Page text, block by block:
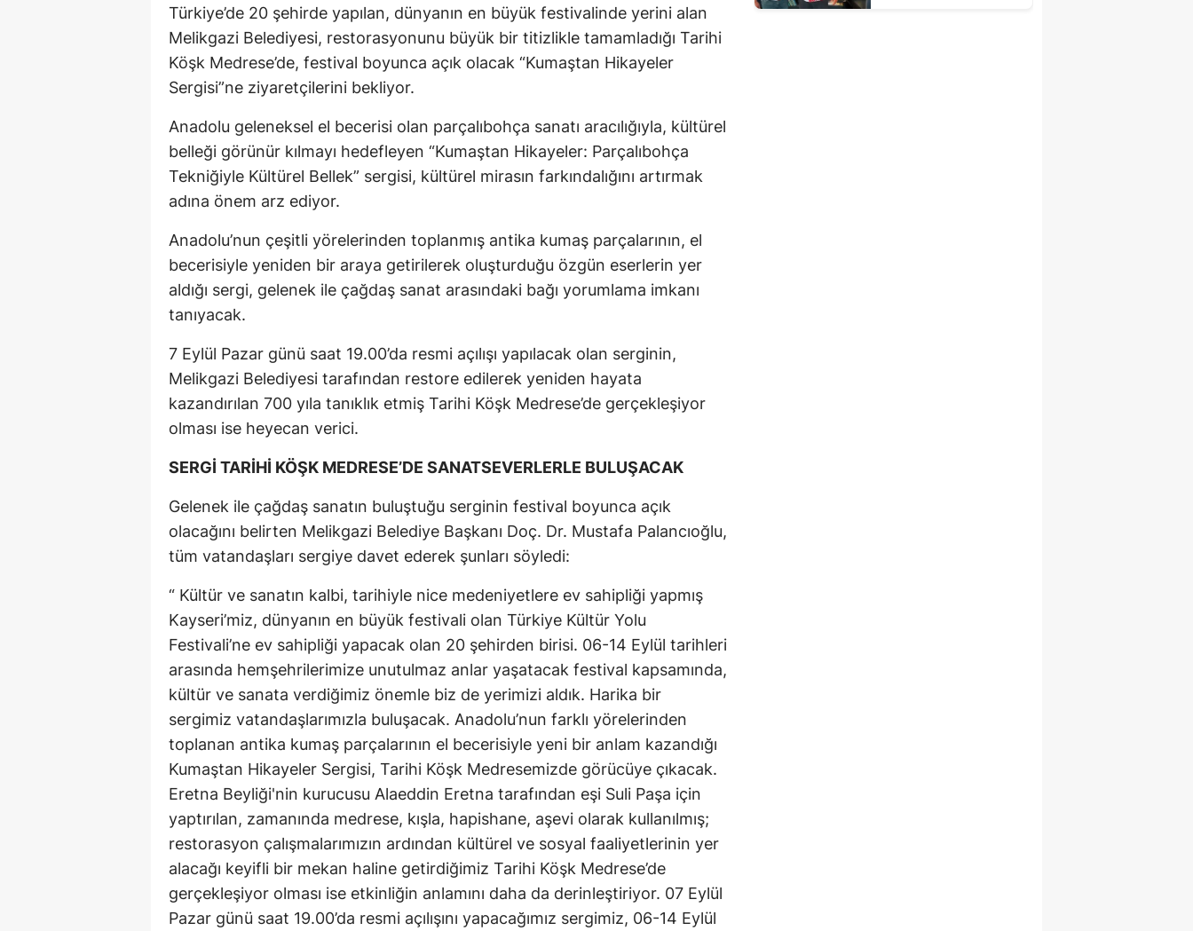
Türkiye’de 20 şehirde yapılan, dünyanın en büyük festivalinde yerini alan
Melikgazi Belediyesi, restorasyonunu büyük bir titizlikle tamamladığı Tarihi
Köşk Medrese’de, festival boyunca açık olacak “Kumaştan Hikayeler
Sergisi”ne ziyaretçilerini bekliyor.
Anadolu geleneksel el becerisi olan parçalıbohça sanatı aracılığıyla, kültürel
belleği görünür kılmayı hedefleyen “Kumaştan Hikayeler: Parçalıbohça
Tekniğiyle Kültürel Bellek” sergisi, kültürel mirasın farkındalığını artırmak
adına önem arz ediyor.
Anadolu’nun çeşitli yörelerinden toplanmış antika kumaş parçalarının, el
becerisiyle yeniden bir araya getirilerek oluşturduğu özgün eserlerin yer
aldığı sergi, gelenek ile çağdaş sanat arasındaki bağı yorumlama imkanı
tanıyacak.
7 Eylül Pazar günü saat 19.00’da resmi açılışı yapılacak olan serginin,
Melikgazi Belediyesi tarafından restore edilerek yeniden hayata
kazandırılan 700 yıla tanıklık etmiş Tarihi Köşk Medrese’de gerçekleşiyor
olması ise heyecan verici.
SERGİ TARİHİ KÖŞK MEDRESE’DE SANATSEVERLERLE BULUŞACAK
Gelenek ile çağdaş sanatın buluştuğu serginin festival boyunca açık
olacağını belirten Melikgazi Belediye Başkanı Doç. Dr. Mustafa Palancıoğlu,
tüm vatandaşları sergiye davet ederek şunları söyledi:
“ Kültür ve sanatın kalbi, tarihiyle nice medeniyetlere ev sahipliği yapmış
Kayseri’miz, dünyanın en büyük festivali olan Türkiye Kültür Yolu
Festivali’ne ev sahipliği yapacak olan 20 şehirden birisi. 06-14 Eylül tarihleri
arasında hemşehrilerimize unutulmaz anlar yaşatacak festival kapsamında,
kültür ve sanata verdiğimiz önemle biz de yerimizi aldık. Harika bir
sergimiz vatandaşlarımızla buluşacak. Anadolu’nun farklı yörelerinden
toplanan antika kumaş parçalarının el becerisiyle yeni bir anlam kazandığı
Kumaştan Hikayeler Sergisi, Tarihi Köşk Medresemizde görücüye çıkacak.
Eretna Beyliği'nin kurucusu Alaeddin Eretna tarafından eşi Suli Paşa için
yaptırılan, zamanında medrese, kışla, hapishane, aşevi olarak kullanılmış;
restorasyon çalışmalarımızın ardından kültürel ve sosyal faaliyetlerinin yer
alacağı keyifli bir mekan haline getirdiğimiz Tarihi Köşk Medrese’de
gerçekleşiyor olması ise etkinliğin anlamını daha da derinleştiriyor. 07 Eylül
Pazar günü saat 19.00’da resmi açılışını yapacağımız sergimiz, 06-14 Eylül